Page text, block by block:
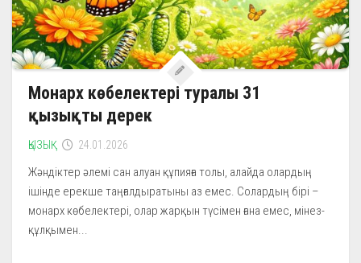
Монарх көбелектері туралы 31
қызықты дерек
ҚЫЗЫҚ 24.01.2026
Жәндіктер әлемі сан алуан құпияға толы, алайда олардың
ішінде ерекше таңғалдыратыны аз емес. Солардың бірі –
монарх көбелектері, олар жарқын түсімен ғана емес, мінез-
құлқымен...